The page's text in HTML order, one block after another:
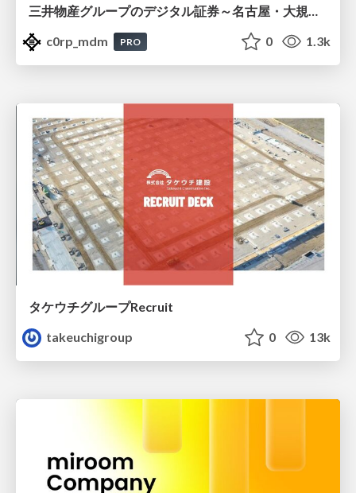
c0rp_mdm
PRO 0 1.3k
タケウチグループRecruit
takeuchigroup
0 13k